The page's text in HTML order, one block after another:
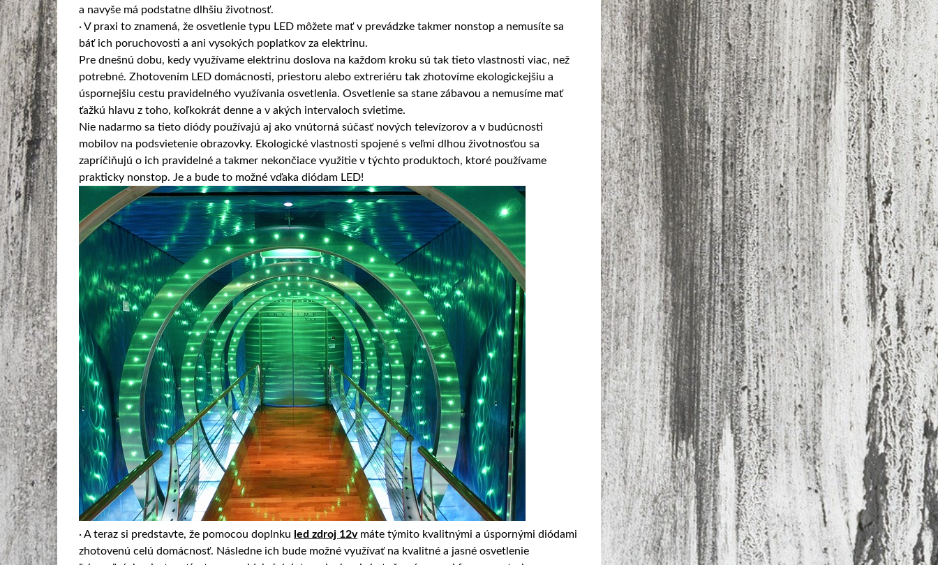
a navyše má podstatne dlhšiu životnosť.
· V praxi to znamená, že osvetlenie typu LED môžete mať v prevádzke takmer nonstop a nemusíte sa
báť ich poruchovosti a ani vysokých poplatkov za elektrinu.
Pre dnešnú dobu, kedy využívame elektrinu doslova na každom kroku sú tak tieto vlastnosti viac, než
potrebné. Zhotovením LED domácnosti, priestoru alebo extreriéru tak zhotovíme ekologickejšiu a
úspornejšiu cestu pravidelného využívania osvetlenia. Osvetlenie sa stane zábavou a nemusíme mať
ťažkú hlavu z toho, koľkokrát denne a v akých intervaloch svietime.
Nie nadarmo sa tieto diódy používajú aj ako vnútorná súčasť nových televízorov a v budúcnosti
mobilov na podsvietenie obrazovky. Ekologické vlastnosti spojené s veľmi dlhou životnosťou sa
zapríčiňujú o ich pravidelné a takmer nekončiace využitie v týchto produktoch, ktoré používame
prakticky nonstop. Je a bude to možné vďaka diódam LED!
· A teraz si predstavte, že pomocou doplnku led zdroj 12v máte týmito kvalitnými a úspornými diódami
zhotovenú celú domácnosť. Následne ich bude možné využívať na kvalitné a jasné osvetlenie